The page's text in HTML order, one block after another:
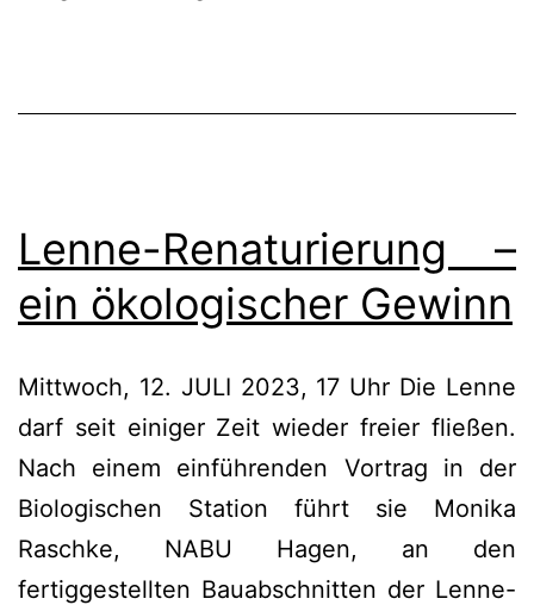
Lenne-Renaturierung –
ein ökologischer Gewinn
Mittwoch, 12. JULI 2023, 17 Uhr Die Lenne
darf seit einiger Zeit wieder freier fließen.
Nach einem einführenden Vortrag in der
Biologischen Station führt sie Monika
Raschke, NABU Hagen, an den
fertiggestellten Bauabschnitten der Lenne-